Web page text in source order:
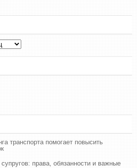
транспорта помогает повысить
права, обязанности и важные